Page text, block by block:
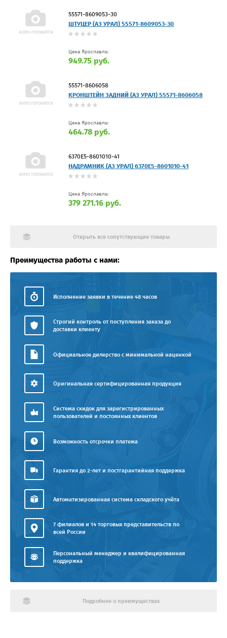
55571-8609053-30
ШТУЦЕР (АЗ УРАЛ) 55571-8609053-30
Цена Ярославль:
949.75 руб.
55571-8606058
КРОНШТЕЙН ЗАДНИЙ (АЗ УРАЛ) 55571-8606058
Цена Ярославль:
464.78 руб.
6370Е5-8601010-41
НАДРАМНИК (АЗ УРАЛ) 6370Е5-8601010-41
Цена Ярославль:
379 271.16 руб.
Открыть все сопутствующие товары
Преимущества работы с нами:
Исполнение заявки в течение 48 часов
Строгий контроль от поступления заказа до
доставки клиенту
Официальное дилерство с минимальной наценкой
Оригинальная сертифицированная продукция
Система скидок для зарегистрированных
пользователей и постоянных клиентов
Возможность отсрочки платежа
Гарантия до 2-лет и постгарантийная поддержка
Автоматизированная система складского учёта
7 филиалов и 14 торговых представительств по
всей России
Персональный менеджер и квалифицированная
поддержка
Подробнее о преимуществах